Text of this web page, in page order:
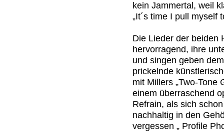
kein Jammertal, weil
„It´s time I pull myself
Die Lieder der beiden
hervorragend, ihre
und singen geben
prickelnde
mit Millers „Two-Tone
einem überraschend
Refrain, als sich
nachhaltig in den
vergessen „ Profile